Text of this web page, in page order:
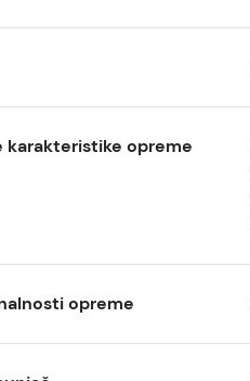
karakteristike opreme
opreme